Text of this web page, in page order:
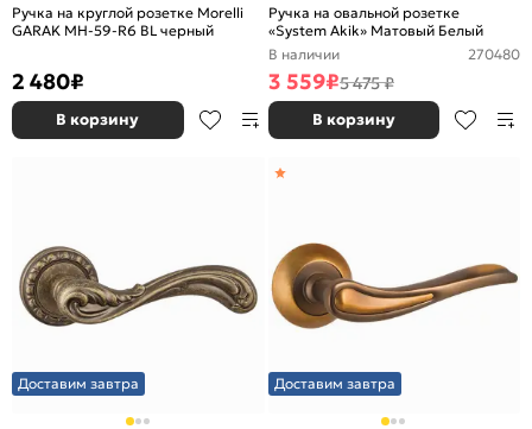
Ручка на круглой розетке Morelli
GARAK MH-59-R6 BL черный
2 480₽
В корзину
Ручка на овальной розетке
«System Akik» Матовый Белый
В наличии
270480
3 559₽5 475 ₽
В корзину
Доставим завтра Доставим завтра